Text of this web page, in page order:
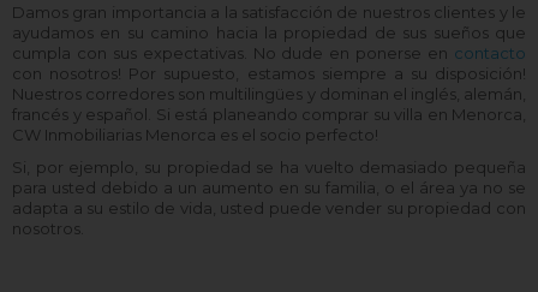
Damos gran importancia a la satisfacción de nuestros clientes y le
ayudamos en su camino hacia la propiedad de sus sueños que
cumpla con sus expectativas. No dude en ponerse en contacto
con nosotros! Por supuesto, estamos siempre a su disposición!
Nuestros corredores son multilingües y dominan el inglés, alemán,
francés y español. Si está planeando comprar su villa en Menorca,
CW Inmobiliarias Menorca es el socio perfecto!
Si, por ejemplo, su propiedad se ha vuelto demasiado pequeña
para usted debido a un aumento en su familia, o el área ya no se
adapta a su estilo de vida, usted puede vender su propiedad con
nosotros.